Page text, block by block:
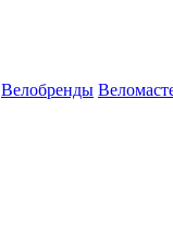
Велобренды